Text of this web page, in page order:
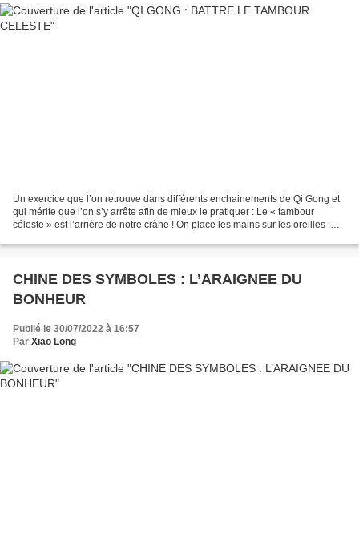
Un exercice que l’on retrouve dans différents enchainements de Qi Gong et
qui mérite que l’on s’y arrête afin de mieux le pratiquer : Le « tambour
céleste » est l’arrière de notre crâne ! On place les mains sur les oreilles :
CHINE DES SYMBOLES : L’ARAIGNEE DU
BONHEUR
Publié le 30/07/2022 à 16:57
Par Xiao Long